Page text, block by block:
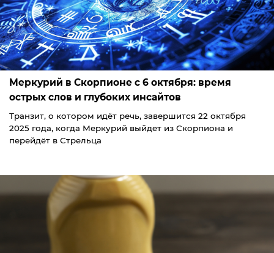
Меркурий в Скорпионе с 6 октября: время
острых слов и глубоких инсайтов
Транзит, о котором идёт речь, завершится 22 октября
2025 года, когда Меркурий выйдет из Скорпиона и
перейдёт в Стрельца